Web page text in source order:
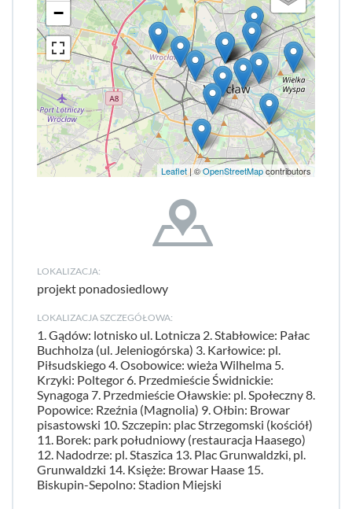
−
Leaflet| ©OpenStreetMapcontributors
LOKALIZACJA:
projekt ponadosiedlowy
LOKALIZACJA SZCZEGÓŁOWA:
1. Gądów: lotnisko ul. Lotnicza 2. Stabłowice: Pałac
Buchholza (ul. Jeleniogórska) 3. Karłowice: pl.
Piłsudskiego 4. Osobowice: wieża Wilhelma 5.
Krzyki: Poltegor 6. Przedmieście Świdnickie:
Synagoga 7. Przedmieście Oławskie: pl. Społeczny 8.
Popowice: Rzeźnia (Magnolia) 9. Ołbin: Browar
pisastowski 10. Szczepin: plac Strzegomski (kościół)
11. Borek: park południowy (restauracja Haasego)
12. Nadodrze: pl. Staszica 13. Plac Grunwaldzki, pl.
Grunwaldzki 14. Księże: Browar Haase 15.
Biskupin-Sepolno: Stadion Miejski